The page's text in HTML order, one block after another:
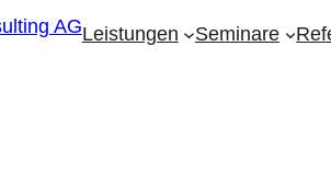
Leistungen Seminare